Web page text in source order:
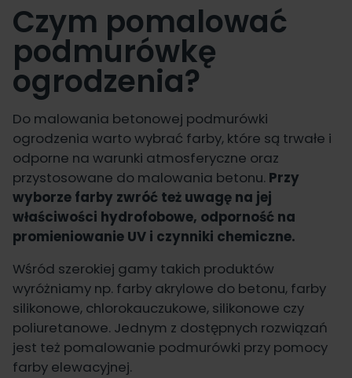
Czym pomalować
podmurówkę
ogrodzenia?
Do malowania betonowej podmurówki
ogrodzenia warto wybrać farby, które są trwałe i
odporne na warunki atmosferyczne oraz
przystosowane do malowania betonu. Przy
wyborze farby zwróć też uwagę na jej
właściwości hydrofobowe, odporność na
promieniowanie UV i czynniki chemiczne.
Wśród szerokiej gamy takich produktów
wyróżniamy np. farby akrylowe do betonu, farby
silikonowe, chlorokauczukowe, silikonowe czy
poliuretanowe. Jednym z dostępnych rozwiązań
jest też pomalowanie podmurówki przy pomocy
farby elewacyjnej.